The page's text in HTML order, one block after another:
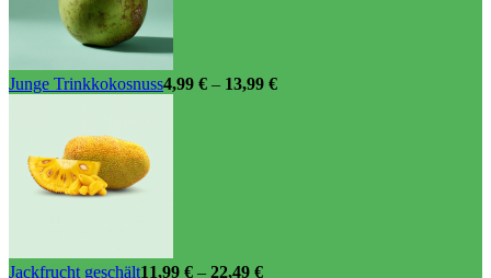
Junge Trinkkokosnuss4,99 € – 13,99 €
Jackfrucht geschält11,99 € – 22,49 €